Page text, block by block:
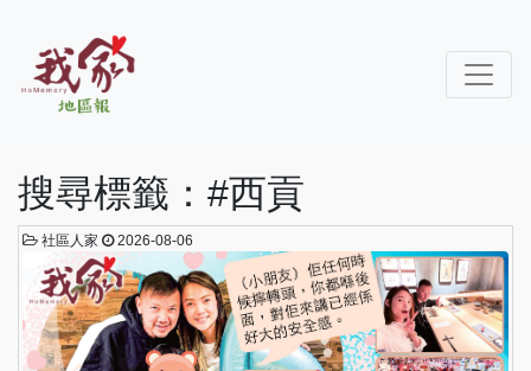
搜尋標籤：#西貢
社區人家 2026-08-06